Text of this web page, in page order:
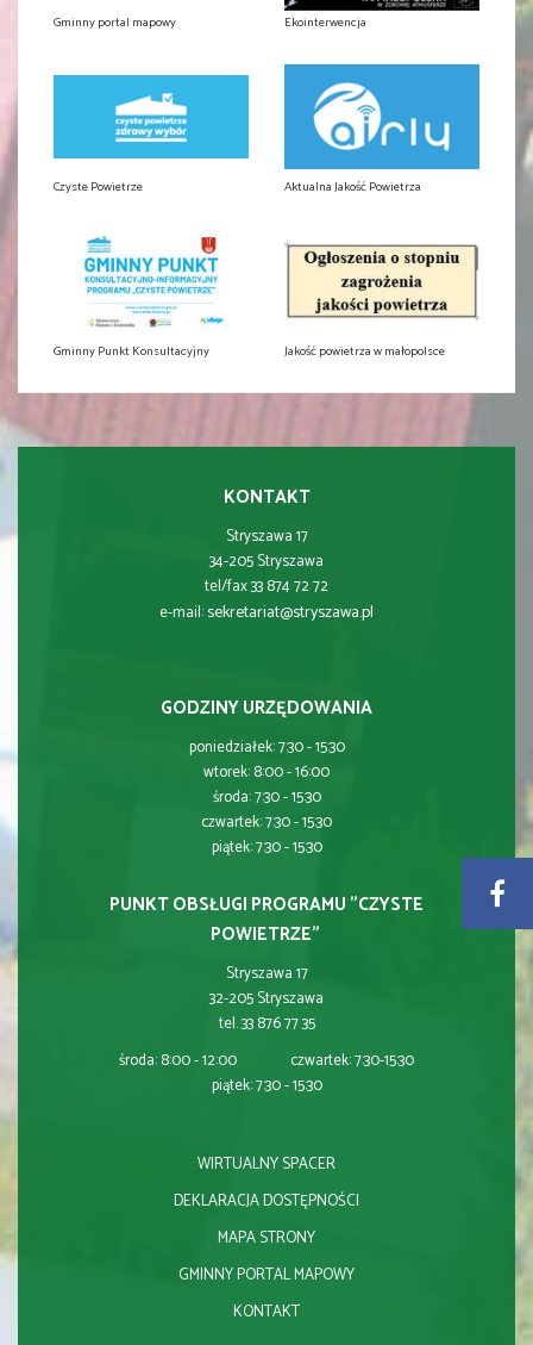
Gminny portal mapowy Ekointerwencja
Czyste Powietrze Aktualna Jakość Powietrza
Gminny Punkt Konsultacyjny Jakość powietrza w małopolsce
KONTAKT
Stryszawa 17
34-205 Stryszawa
tel/fax 33 874 72 72
e-mail:sekretariat@stryszawa.pl
GODZINY URZĘDOWANIA
poniedziałek: 7:30 - 15:30
wtorek: 8:00 - 16:00
środa: 7:30 - 15:30
czwartek: 7:30 - 15:30
piątek: 7:30 - 15:30
PUNKT OBSŁUGI PROGRAMU "CZYSTE
POWIETRZE"
Stryszawa 17
32-205 Stryszawa
tel. 33 876 77 35
środa: 8:00 - 12:00 czwartek: 7:30-15:30
piątek: 7:30 - 15:30
WIRTUALNY SPACER
DEKLARACJA DOSTĘPNOŚCI
MAPA STRONY
GMINNY PORTAL MAPOWY
KONTAKT